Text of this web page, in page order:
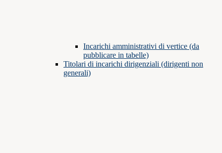
Incarichi amministrativi di vertice (da
pubblicare in tabelle)
Titolari di incarichi dirigenziali (dirigenti non
generali)